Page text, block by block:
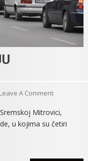
Leave A CommentOn
U
Mitrovici,
u kojima su četiri